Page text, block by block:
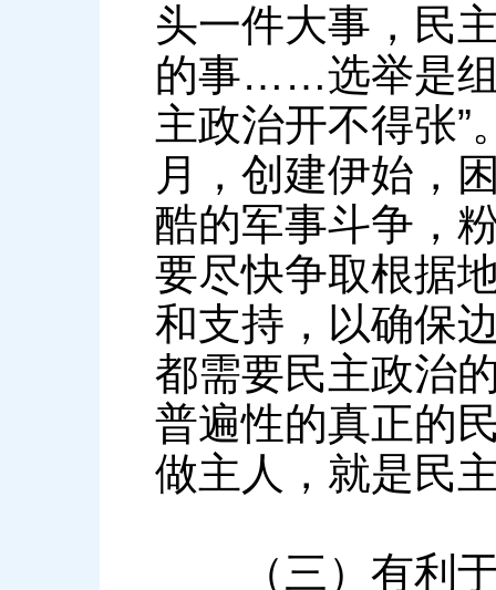
头一件大事，民
的事……选举是组
主政治开不得张
月，创建伊始，
酷的军事斗争，
要尽快争取根据
和支持，以确保
都需要民主政治
普遍性的真正的
做主人，就是民
（三）有利于